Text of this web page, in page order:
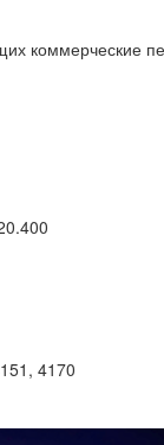
коммерческие
4170